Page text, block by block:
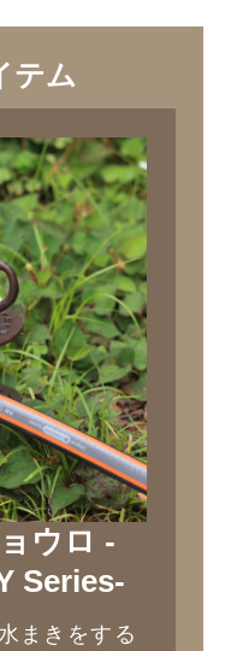
テム
ウロ -
Series-
まきをする